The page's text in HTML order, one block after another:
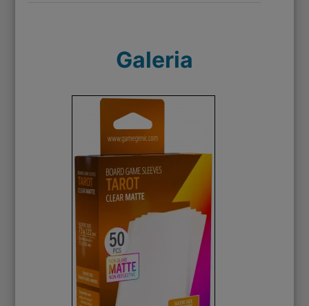
Galeria